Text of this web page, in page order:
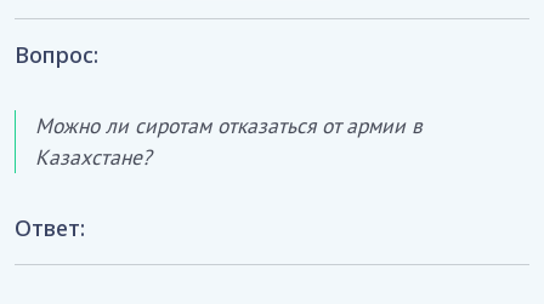
Вопрос:
Можно ли сиротам отказаться от армии в
Казахстане?
Ответ: